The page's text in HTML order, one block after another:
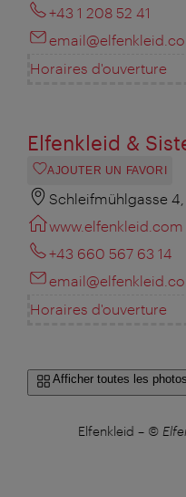
+43 1 208 52 41
Horaires d'ouverture
Elfenkleid &
AJOUTER UN FAVORI
Schleifmühlgasse
www.elfenkleid.com
+43 660 567 63 14
Horaires d'ouverture
Afficher toutes les photos
Elfenkleid – ©